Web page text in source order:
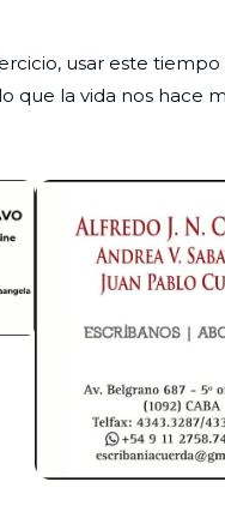
usar este
que la vida nos hace